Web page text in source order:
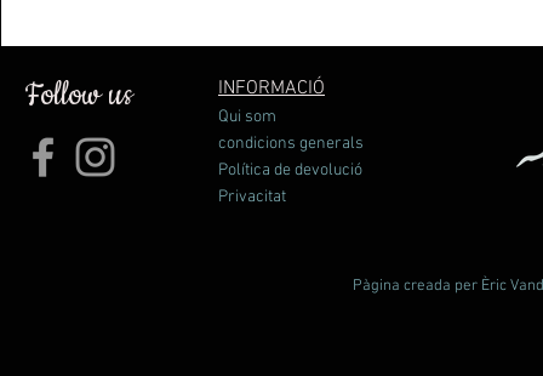
Follow us INFORMACIÓ
Qui som
condicions generals
Política de devolució
Privacitat
Pàgina creada per Èric